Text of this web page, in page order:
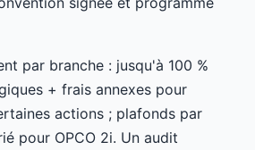
par branche : jusqu'à 100 %
+ frais annexes pour
actions ; plafonds par
pour OPCO 2i. Un audit